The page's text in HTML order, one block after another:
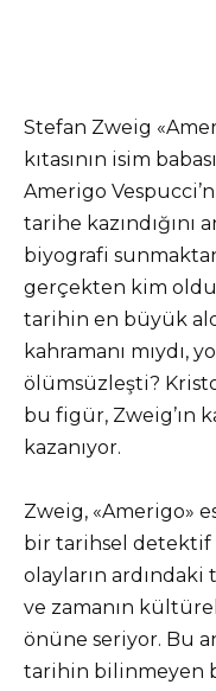
Stefan Zweig
kıtasının isim
Amerigo
tarihe kazındığını
biyografi
gerçekten kim
tarihin en büyük
kahramanı mıydı,
ölümsüzleşti?
bu figür, Zweig’ın
kazanıyor.
Zweig, «Amerigo»
bir tarihsel detektif
olayların ardındaki
ve zamanın
önüne seriyor. Bu
tarihin bilinmeyen